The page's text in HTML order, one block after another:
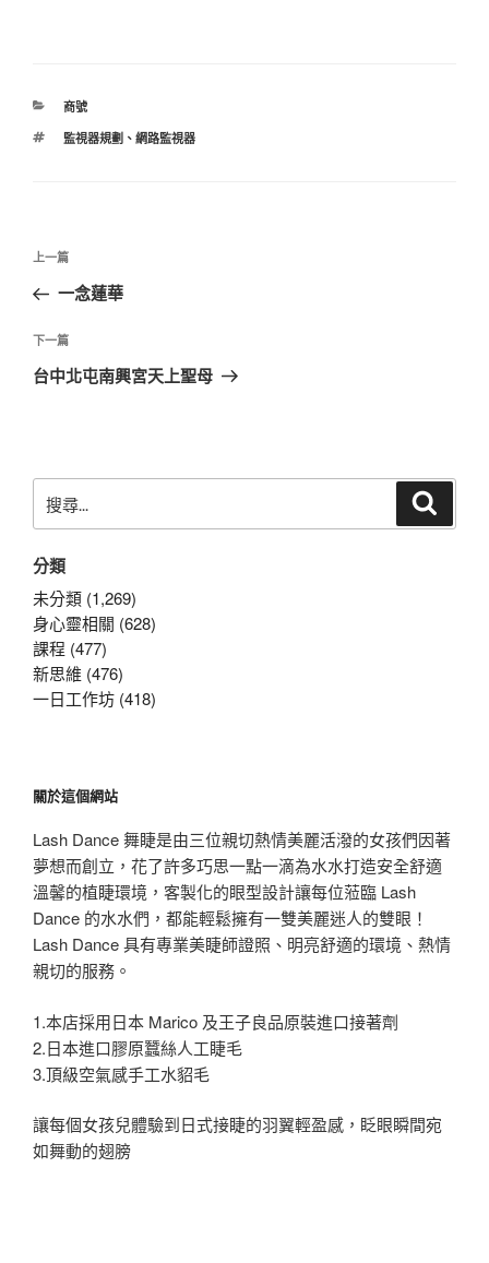
分
商號
標
監視器規劃 、 網路監視器
文
導
覽
上
一
文
章
上一篇
一念蓮華
下
一
下一篇
台中北屯南興宮天上聖母
尋
鍵
字:
分類
未分類 (1,269)
身心靈相關 (628)
課程 (477)
新思維 (476)
一日工作坊 (418)
關於這個網站
Lash Dance 舞睫是由三位親切熱情美麗活潑的女孩們因著
夢想而創立，花了許多巧思一點一滴為水水打造安全舒適
溫馨的植睫環境，客製化的眼型設計讓每位蒞臨 Lash
Dance 的水水們，都能輕鬆擁有一雙美麗迷人的雙眼！
Lash Dance 具有專業美睫師證照、明亮舒適的環境、熱情
親切的服務。
1.本店採用日本 Marico 及王子良品原裝進口接著劑
2.日本進口膠原蠶絲人工睫毛
3.頂級空氣感手工水貂毛
讓每個女孩兒體驗到日式接睫的羽翼輕盈感，眨眼瞬間宛
如舞動的翅膀